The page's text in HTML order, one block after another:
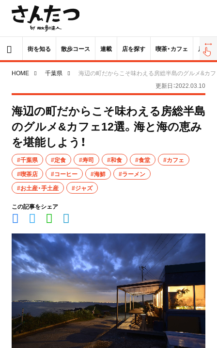
街を知る 散歩コース 連載 店を探す 喫茶・カフェ 居酒屋
HOME 千葉県
海辺の町だからこそ味わえる房総半島のグルメ&カ
更新日：2022.03.10
海辺の町だからこそ味わえる房総半島
のグルメ&カフェ12選。海と海の恵み
を堪能しよう！
#千葉県 #定食 #寿司 #和食 #食堂
#カフェ
#喫茶店
#コーヒー #海鮮
#ラーメン
#お土産・手土産
#ジャズ
この記事をシェア